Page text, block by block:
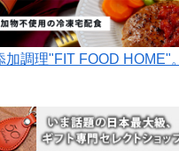
加調理"FIT FOOD HOME"。